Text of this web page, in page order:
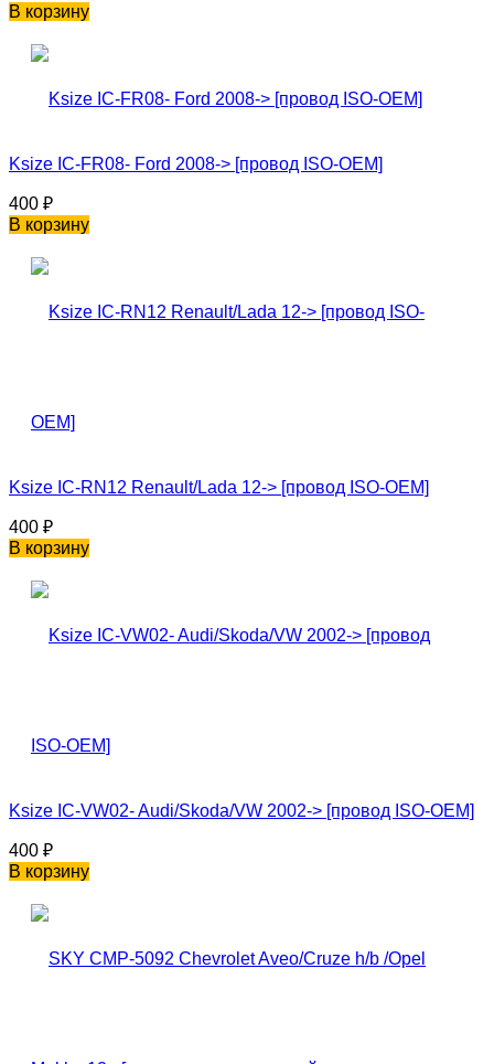
В корзину
Ksize IC-FR08- Ford 2008-> [провод ISO-OEM]
400 ₽
В корзину
Ksize IC-RN12 Renault/Lada 12-> [провод ISO-OEM]
400 ₽
В корзину
Ksize IC-VW02- Audi/Skoda/VW 2002-> [провод ISO-OEM]
400 ₽
В корзину